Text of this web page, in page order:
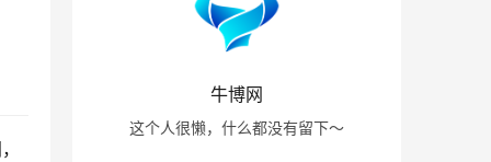
牛博网
这个人很懒，什么都没有留下～